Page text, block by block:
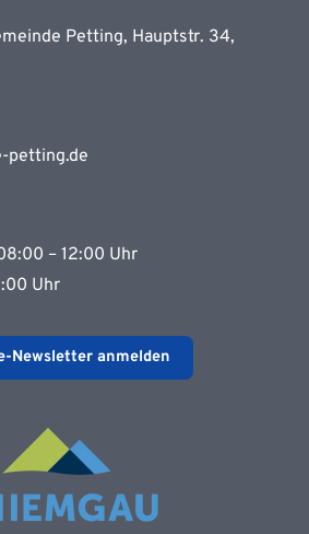
Petting, Hauptstr. 34,
petting.de
– 12:00 Uhr
Uhr
Newsletter anmelden